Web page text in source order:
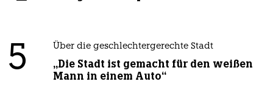
5 Über die geschlechtergerechte Stadt
„Die Stadt ist gemacht für den weißen
Mann in einem Auto“